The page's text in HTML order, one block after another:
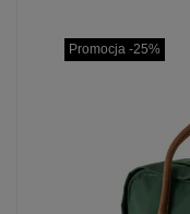
Promocja -25%